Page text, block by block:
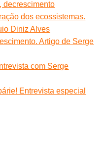
decrescimento
dos ecossistemas.
Diniz Alves
Artigo de Serge
com Serge
Entrevista especial